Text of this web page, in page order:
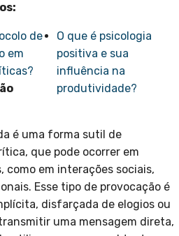
de
em
O que é psicologia
positiva e sua
influência na
produtividade?
é uma forma sutil de
que pode ocorrer em
como em interações sociais,
Esse tipo de provocação é
disfarçada de elogios ou
uma mensagem direta,